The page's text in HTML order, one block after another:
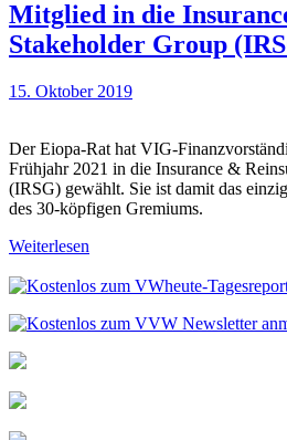
Mitglied in die
Stakeholder Group
15. Oktober 2019
Der Eiopa-Rat hat VIG-
Frühjahr 2021 in die Insurance &
(IRSG) gewählt. Sie ist damit das
des 30-köpfigen Gremiums.
Weiterlesen